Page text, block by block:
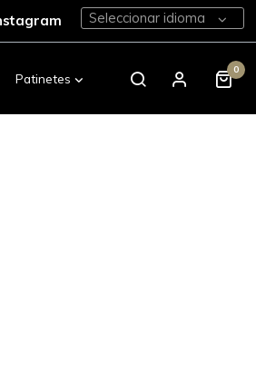
Seleccionar idioma
Patinetes
0